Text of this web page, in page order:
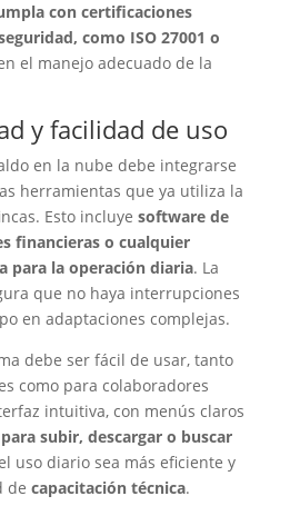
con certificaciones
como ISO 27001 o
el manejo adecuado de la
y facilidad de uso
en la nube debe integrarse
herramientas que ya utiliza la
Esto incluye software de
financieras o cualquier
para la operación diaria. La
que no haya interrupciones
en adaptaciones complejas.
debe ser fácil de usar, tanto
como para colaboradores
intuitiva, con menús claros
subir, descargar o buscar
uso diario sea más eficiente y
de capacitación técnica.